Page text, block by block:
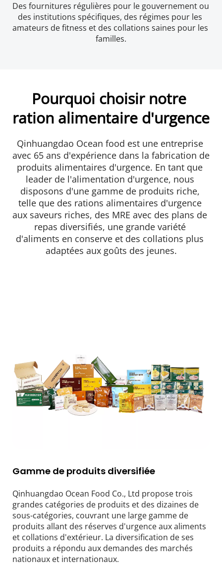
Des fournitures régulières pour le gouvernement ou
des institutions spécifiques, des régimes pour les
amateurs de fitness et des collations saines pour les
familles.
Pourquoi choisir notre
ration alimentaire d'urgence
Qinhuangdao Ocean food est une entreprise
avec 65 ans d'expérience dans la fabrication de
produits alimentaires d'urgence. En tant que
leader de l'alimentation d'urgence, nous
disposons d'une gamme de produits riche,
telle que des rations alimentaires d'urgence
aux saveurs riches, des MRE avec des plans de
repas diversifiés, une grande variété
d'aliments en conserve et des collations plus
adaptées aux goûts des jeunes.
Gamme de produits diversifiée
Qinhuangdao Ocean Food Co., Ltd propose trois
grandes catégories de produits et des dizaines de
sous-catégories, couvrant une large gamme de
produits allant des réserves d'urgence aux aliments
et collations d'extérieur. La diversification de ses
produits a répondu aux demandes des marchés
nationaux et internationaux.